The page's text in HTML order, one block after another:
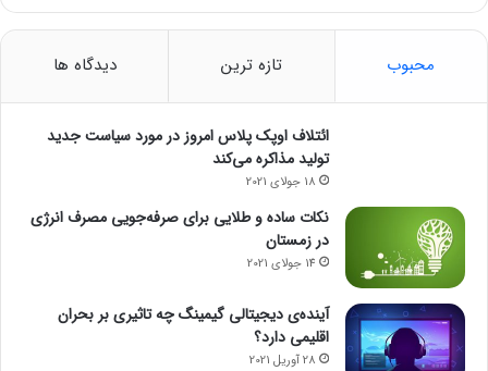
محبوب تازه ترین دیدگاه ها
ائتلاف اوپک پلاس امروز در مورد سیاست جدید
تولید مذاکره می‌کند
18 جولای 2021
نکات ساده و طلایی برای صرفه‌جویی مصرف انرژی
در زمستان
14 جولای 2021
آینده‌ی دیجیتالی گیمینگ چه تاثیری بر بحران
اقلیمی دارد؟
28 آوریل 2021